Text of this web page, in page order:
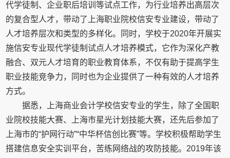
代学徒制、企业职后培训等试点工作，为行业培养出高层次
的复合型人才，带动了上海职业院校信安专业建设，带动了
人才培养层次和类型的多样化。同时，学校于2020年开展实
施信安专业现代学徒制试点人才培养模式，它作为深化产教
融合、双元人才培育的职业教育体系，不仅有助于提高学生
职业技能竞争力，同时也为企业提供了一种有效的人才培养
方式。
据悉，上海商业会计学校信安专业的学生，除了全国职
业院校技能大赛、上海市星光计划技能大赛，还先后参加了
上海市的“护网行动”“中华杯信创比赛”等。学校积极帮助学生
搭建信息安全实训平台，苦练网络战的攻防技能。2019年该